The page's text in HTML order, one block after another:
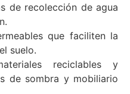
de recolección de agua
que faciliten la
suelo.
reciclables y
de sombra y mobiliario